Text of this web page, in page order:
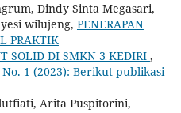
Dindy Sinta Megasari,
wilujeng, PENERAPAN
PRAKTIK
SOLID DI SMKN 3 KEDIRI ,
1 (2023): Berikut publikasi
Arita Puspitorini,